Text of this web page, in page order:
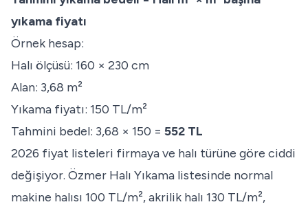
yıkama fiyatı
Örnek hesap:
Halı ölçüsü: 160 × 230 cm
Alan: 3,68 m²
Yıkama fiyatı: 150 TL/m²
Tahmini bedel: 3,68 × 150 = 552 TL
2026 fiyat listeleri firmaya ve halı türüne göre ciddi
değişiyor. Özmer Halı Yıkama listesinde normal
makine halısı 100 TL/m², akrilik halı 130 TL/m²,